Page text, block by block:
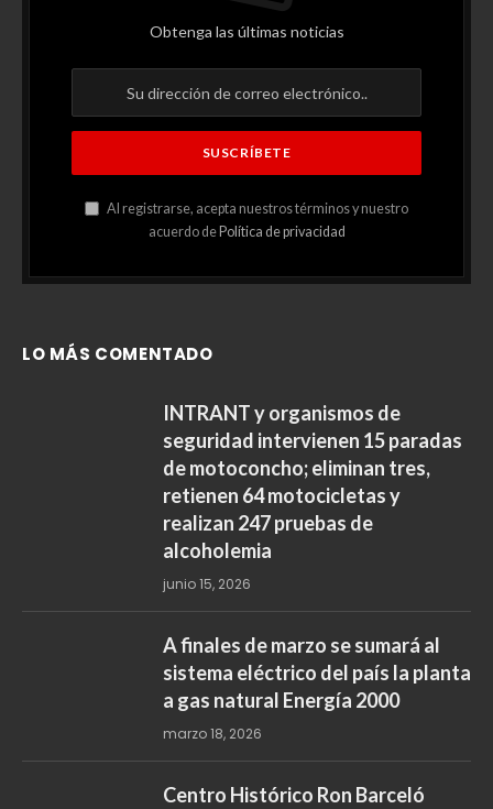
Obtenga las últimas noticias
Al registrarse, acepta nuestros términos y nuestro
acuerdo de Política de privacidad
LO MÁS COMENTADO
INTRANT y organismos de
seguridad intervienen 15 paradas
de motoconcho; eliminan tres,
retienen 64 motocicletas y
realizan 247 pruebas de
alcoholemia
junio 15, 2026
A finales de marzo se sumará al
sistema eléctrico del país la planta
a gas natural Energía 2000
marzo 18, 2026
Centro Histórico Ron Barceló